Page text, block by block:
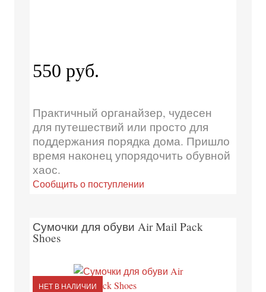
550 руб.
Практичный органайзер, чудесен
для путешествий или просто для
поддержания порядка дома. Пришло
время наконец упорядочить обувной
хаос.
Сообщить о поступлении
Сумочки для обуви Air Mail Pack
Shoes
НЕТ В НАЛИЧИИ